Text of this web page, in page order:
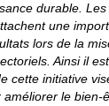
durable.
une
lors de la
Ainsi il
cette initiative
le bien-